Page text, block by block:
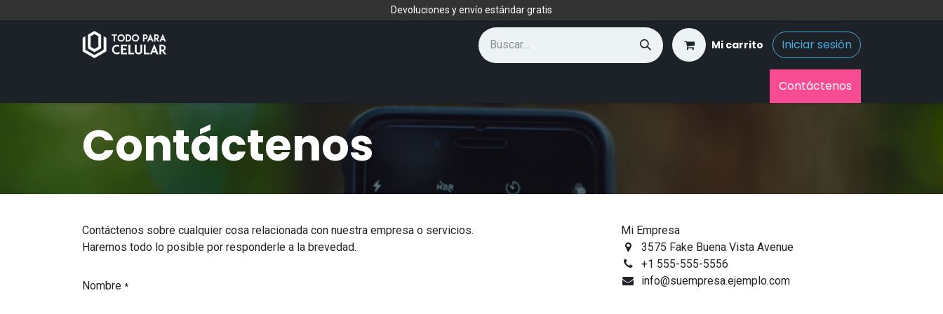
Devoluciones y envío estándar gratis
Mi carrito Iniciar sesión
Contáctenos
Contáctenos
Contáctenos sobre cualquier cosa relacionada con nuestra empresa o servicios.
Haremos todo lo posible por responderle a la brevedad.
Nombre *
Mi Empresa
3575 Fake Buena Vista Avenue
+1 555-555-5556
info@suempresa.ejemplo.com